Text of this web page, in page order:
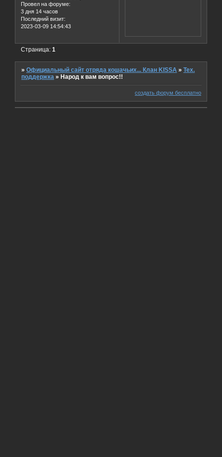
Провел на форуме:
3 дня 14 часов
Последний визит:
2023-03-09 14:54:43
Страница:1
»Официальный сайт отряда кошачьих... Клан KISSA »Тех.
поддержка » Народ к вам вопрос!!
создать форум бесплатно